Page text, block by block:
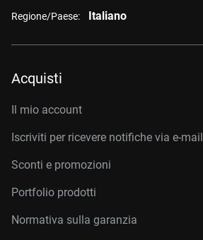
Regione/Paese: Italiano
Acquisti
Il mio account
Iscriviti per ricevere notifiche via e-mail
Sconti e promozioni
Portfolio prodotti
Normativa sulla garanzia